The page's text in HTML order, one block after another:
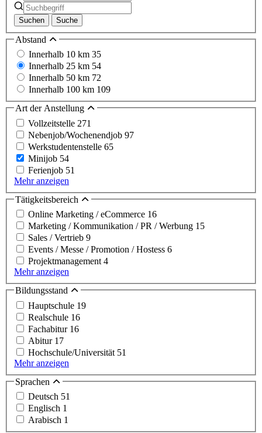
Suchen Suche
Abstand
Innerhalb 10 km 35
Innerhalb 25 km 54
Innerhalb 50 km 72
Innerhalb 100 km 109
Art der Anstellung
Vollzeitstelle 271
Nebenjob/Wochenendjob 97
Werkstudentenstelle 65
Minijob 54
Ferienjob 51
Mehr anzeigen
Tätigkeitsbereich
Online Marketing / eCommerce 16
Marketing / Kommunikation / PR / Werbung 15
Sales / Vertrieb 9
Events / Messe / Promotion / Hostess 6
Projektmanagement 4
Mehr anzeigen
Bildungsstand
Hauptschule 19
Realschule 16
Fachabitur 16
Abitur 17
Hochschule/Universität 51
Mehr anzeigen
Sprachen
Deutsch 51
Englisch 1
Arabisch 1